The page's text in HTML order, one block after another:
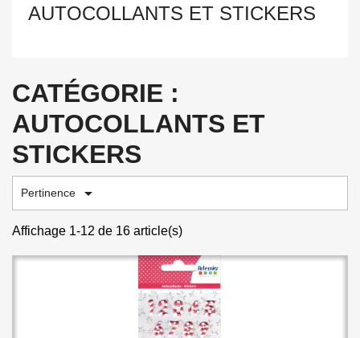
AUTOCOLLANTS ET STICKERS
CATÉGORIE :
AUTOCOLLANTS ET
STICKERS
Pertinence 
Affichage 1-12 de 16 article(s)